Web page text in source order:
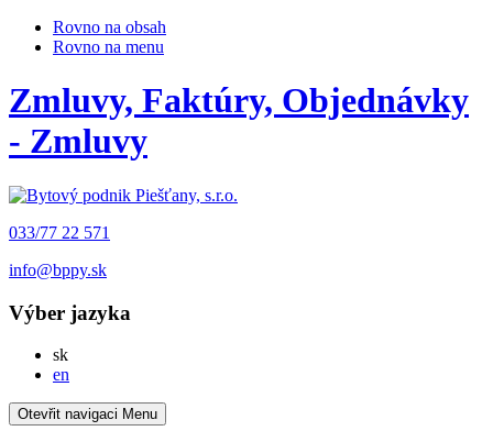
Rovno na obsah
Rovno na menu
Zmluvy, Faktúry, Objednávky
- Zmluvy
033/77 22 571
info@bppy.sk
Výber jazyka
skSlovensky
en
Otevřit navigaci Menu